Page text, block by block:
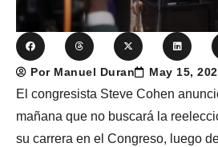
Por Manuel Duran May 15,
El congresista Steve Cohen
mañana que no buscará la
su carrera en el Congreso, luego